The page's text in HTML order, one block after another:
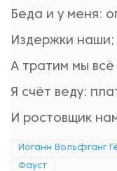
Беда и у меня:
Издержки наши;
А тратим мы
Я счёт веду:
И ростовщик
Иоганн Вольфганг
Фауст